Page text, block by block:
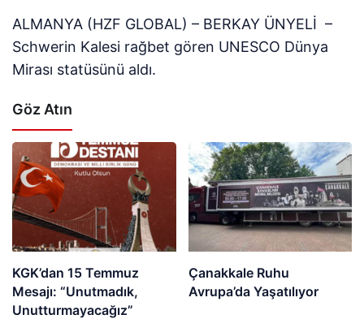
ALMANYA (HZF GLOBAL) – BERKAY ÜNYELİ –
Schwerin Kalesi rağbet gören UNESCO Dünya
Mirası statüsünü aldı.
Göz Atın
KGK’dan 15 Temmuz
Mesajı: “Unutmadık,
Unutturmayacağız”
Çanakkale Ruhu
Avrupa’da Yaşatılıyor